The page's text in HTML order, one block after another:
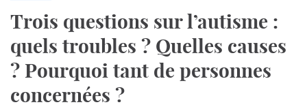
Trois questions sur l’autisme :
quels troubles ? Quelles causes
? Pourquoi tant de personnes
concernées ?